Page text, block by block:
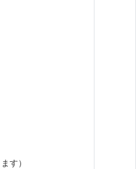
す）